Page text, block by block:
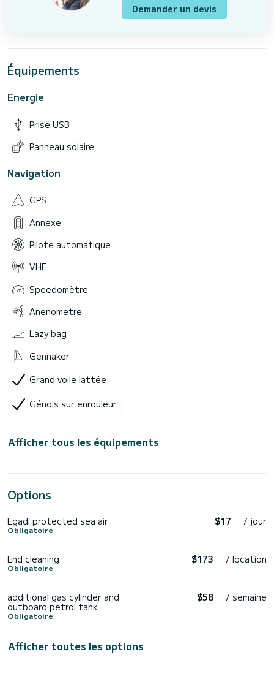
Demander un devis
Équipements
Energie
Prise USB
Panneau solaire
Navigation
GPS
Annexe
Pilote automatique
VHF
Speedomètre
Anenometre
Lazy bag
Gennaker
Grand voile lattée
Génois sur enrouleur
Afficher tous les équipements
Options
Egadi protected sea air
Obligatoire
$17 / jour
End cleaning
Obligatoire
$173 / location
additional gas cylinder and
outboard petrol tank
Obligatoire
$58 / semaine
Afficher toutes les options